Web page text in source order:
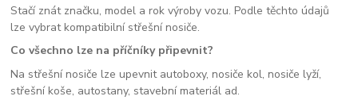
Stačí znát značku, model a rok výroby vozu. Podle těchto údajů
lze vybrat kompatibilní střešní nosiče.
Co všechno lze na příčníky připevnit?
Na střešní nosiče lze upevnit autoboxy, nosiče kol, nosiče lyží,
střešní koše, autostany, stavební materiál ad.